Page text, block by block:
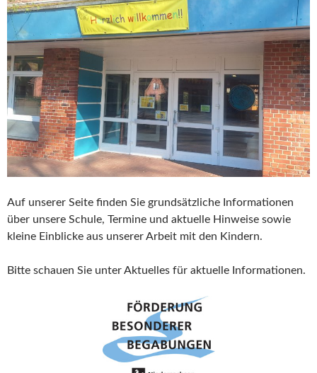
Auf unserer Seite finden Sie grundsätzliche Informationen
über unsere Schule, Termine und aktuelle Hinweise sowie
kleine Einblicke aus unserer Arbeit mit den Kindern.
Bitte schauen Sie unter Aktuelles für aktuelle Informationen.